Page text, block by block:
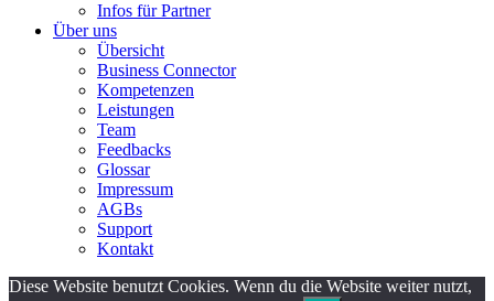
Infos für Partner
Über uns
Übersicht
Business Connector
Kompetenzen
Leistungen
Team
Feedbacks
Glossar
Impressum
AGBs
Support
Kontakt
Diese Website benutzt Cookies. Wenn du die Website weiter nutzt,